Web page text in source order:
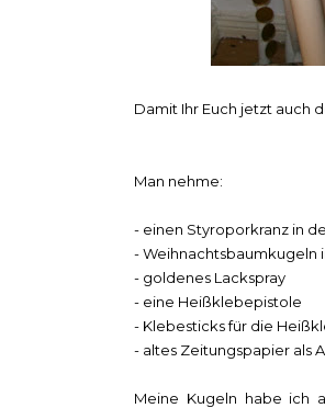
Damit Ihr Euch jetzt auch
Man nehme:
- einen Styroporkranz in
- Weihnachtsbaumkugeln
- goldenes Lackspray
- eine Heißklebepistole
- Klebesticks für die
- altes Zeitungspapier als
Meine Kugeln habe ich